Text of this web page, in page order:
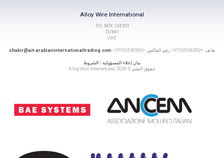
Alloy Wire International
P.O. BOX 234209
DUBAI
UAE
هاتف: +97165536592 | رقم الفاكس: +97165536592 | shakir@ait-arabianinternationaltrading.com
بيان إخلاء المسؤولية | الشروط
حقوق النشر © 2026 Alloy Wire International